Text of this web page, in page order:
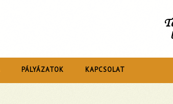
PÁLYÁZATOK KAPCSOLAT